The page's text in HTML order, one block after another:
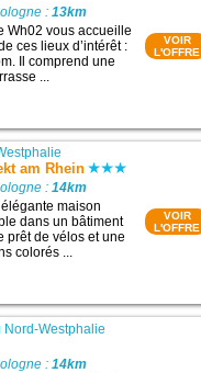
:13km
Wh02 vous accueille
ces lieux d’intérêt :
Il comprend une
...
VOIR
L'OFFRE
am Rhein
:14km
maison
dans un bâtiment
prêt de vélos et une
colorés ...
VOIR
L'OFFRE
Nord-Westphalie
:14km